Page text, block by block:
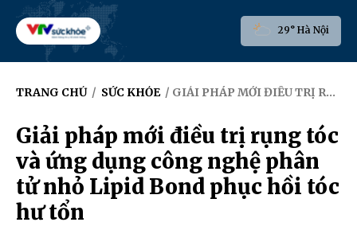
29° Hà Nội
TRANG CHỦ / SỨC KHỎE / GIẢI PHÁP MỚI ĐIỀU TRỊ RỤNG TÓC VÀ ỨNG DỤNG CÔNG NGHỆ PHÂN TỬ NHỎ LIPID BOND PHỤC HỒI TÓC HƯ TỔN
Giải pháp mới điều trị rụng tóc
và ứng dụng công nghệ phân
tử nhỏ Lipid Bond phục hồi tóc
hư tổn